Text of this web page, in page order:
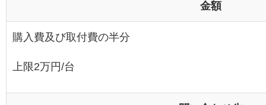
金額
購入費及び取付費の半分
上限2万円/台